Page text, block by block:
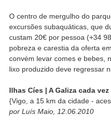
O centro de mergulho do
excursões subaquáticas, que
custam 20€ por pessoa (+34
pobreza e carestia da oferta
convém levar comes e bebes,
lixo produzido deve regressar
Ilhas Cíes | A Galiza cada
{Vigo, a 15 km da cidade -
por Luís Maio, 12.06.2010